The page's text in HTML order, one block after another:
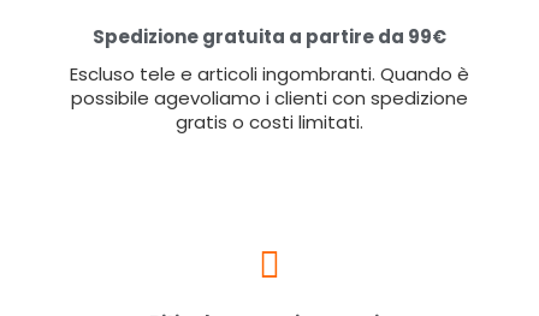
Spedizione gratuita a partire da 99€
Escluso tele e articoli ingombranti. Quando è
possibile agevoliamo i clienti con spedizione
gratis o costi limitati.